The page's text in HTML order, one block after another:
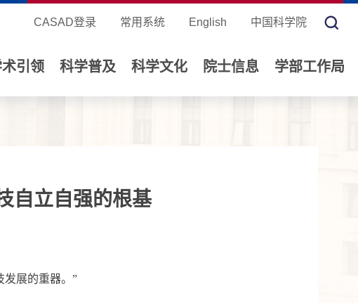
CASAD登录 常用系统 English 中国科学院
引领 科学普及 科学文化 院士信息 学部工作局
自立自强的根基
发展的重器。”